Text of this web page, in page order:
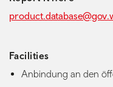
Facilities
Anbindung an den